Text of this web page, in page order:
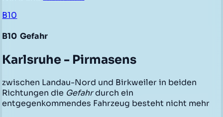
B10
B10 Gefahr
Karlsruhe - Pirmasens
zwischen Landau-Nord und Birkweiler in beiden
Richtungen die Gefahrdurch ein
entgegenkommendes Fahrzeug besteht nicht mehr